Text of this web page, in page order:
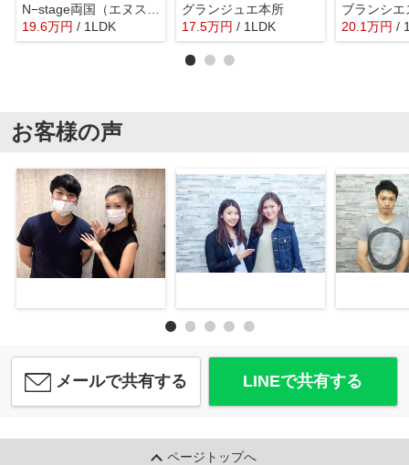
19.6万円 / 1LDK
グランジュエ本所
17.5万円 / 1LDK
ブランシエ
20.1万円 /
お客様の声
メールで共有する LINEで共有する
ページトップへ